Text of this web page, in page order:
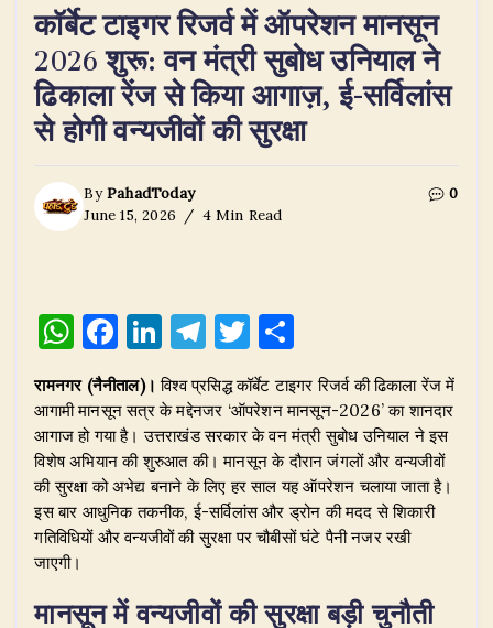
कॉर्बेट टाइगर रिजर्व में ऑपरेशन मानसून
2026 शुरू: वन मंत्री सुबोध उनियाल ने
ढिकाला रेंज से किया आगाज़, ई-सर्विलांस
से होगी वन्यजीवों की सुरक्षा
ByPahadToday
June 15, 2026
4 Min Read
0
W
h
at
s
A
p
p
F
c
e
b
o
o
Li
n
k
e
dI
n
T
el
e
g
ra
m
T
w
it
te
r
ar
e
रामनगर (नैनीताल)। विश्व प्रसिद्ध कॉर्बेट टाइगर रिजर्व की ढिकाला रेंज में
आगामी मानसून सत्र के मद्देनजर ‘ऑपरेशन मानसून-2026’ का शानदार
आगाज हो गया है। उत्तराखंड सरकार के वन मंत्री सुबोध उनियाल ने इस
विशेष अभियान की शुरुआत की। मानसून के दौरान जंगलों और वन्यजीवों
की सुरक्षा को अभेद्य बनाने के लिए हर साल यह ऑपरेशन चलाया जाता है।
इस बार आधुनिक तकनीक, ई-सर्विलांस और ड्रोन की मदद से शिकारी
गतिविधियों और वन्यजीवों की सुरक्षा पर चौबीसों घंटे पैनी नजर रखी
जाएगी।
​मानसून में वन्यजीवों की सुरक्षा बड़ी चुनौती